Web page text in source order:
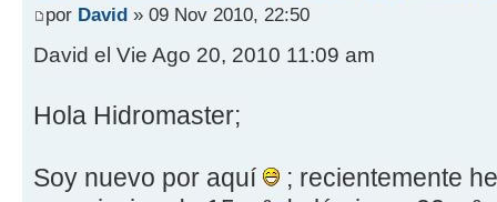
por David » 09 Nov 2010, 22:50
David el Vie Ago 20, 2010 11:09 am
Hola Hidromaster;
Soy nuevo por aquí
; recientemente